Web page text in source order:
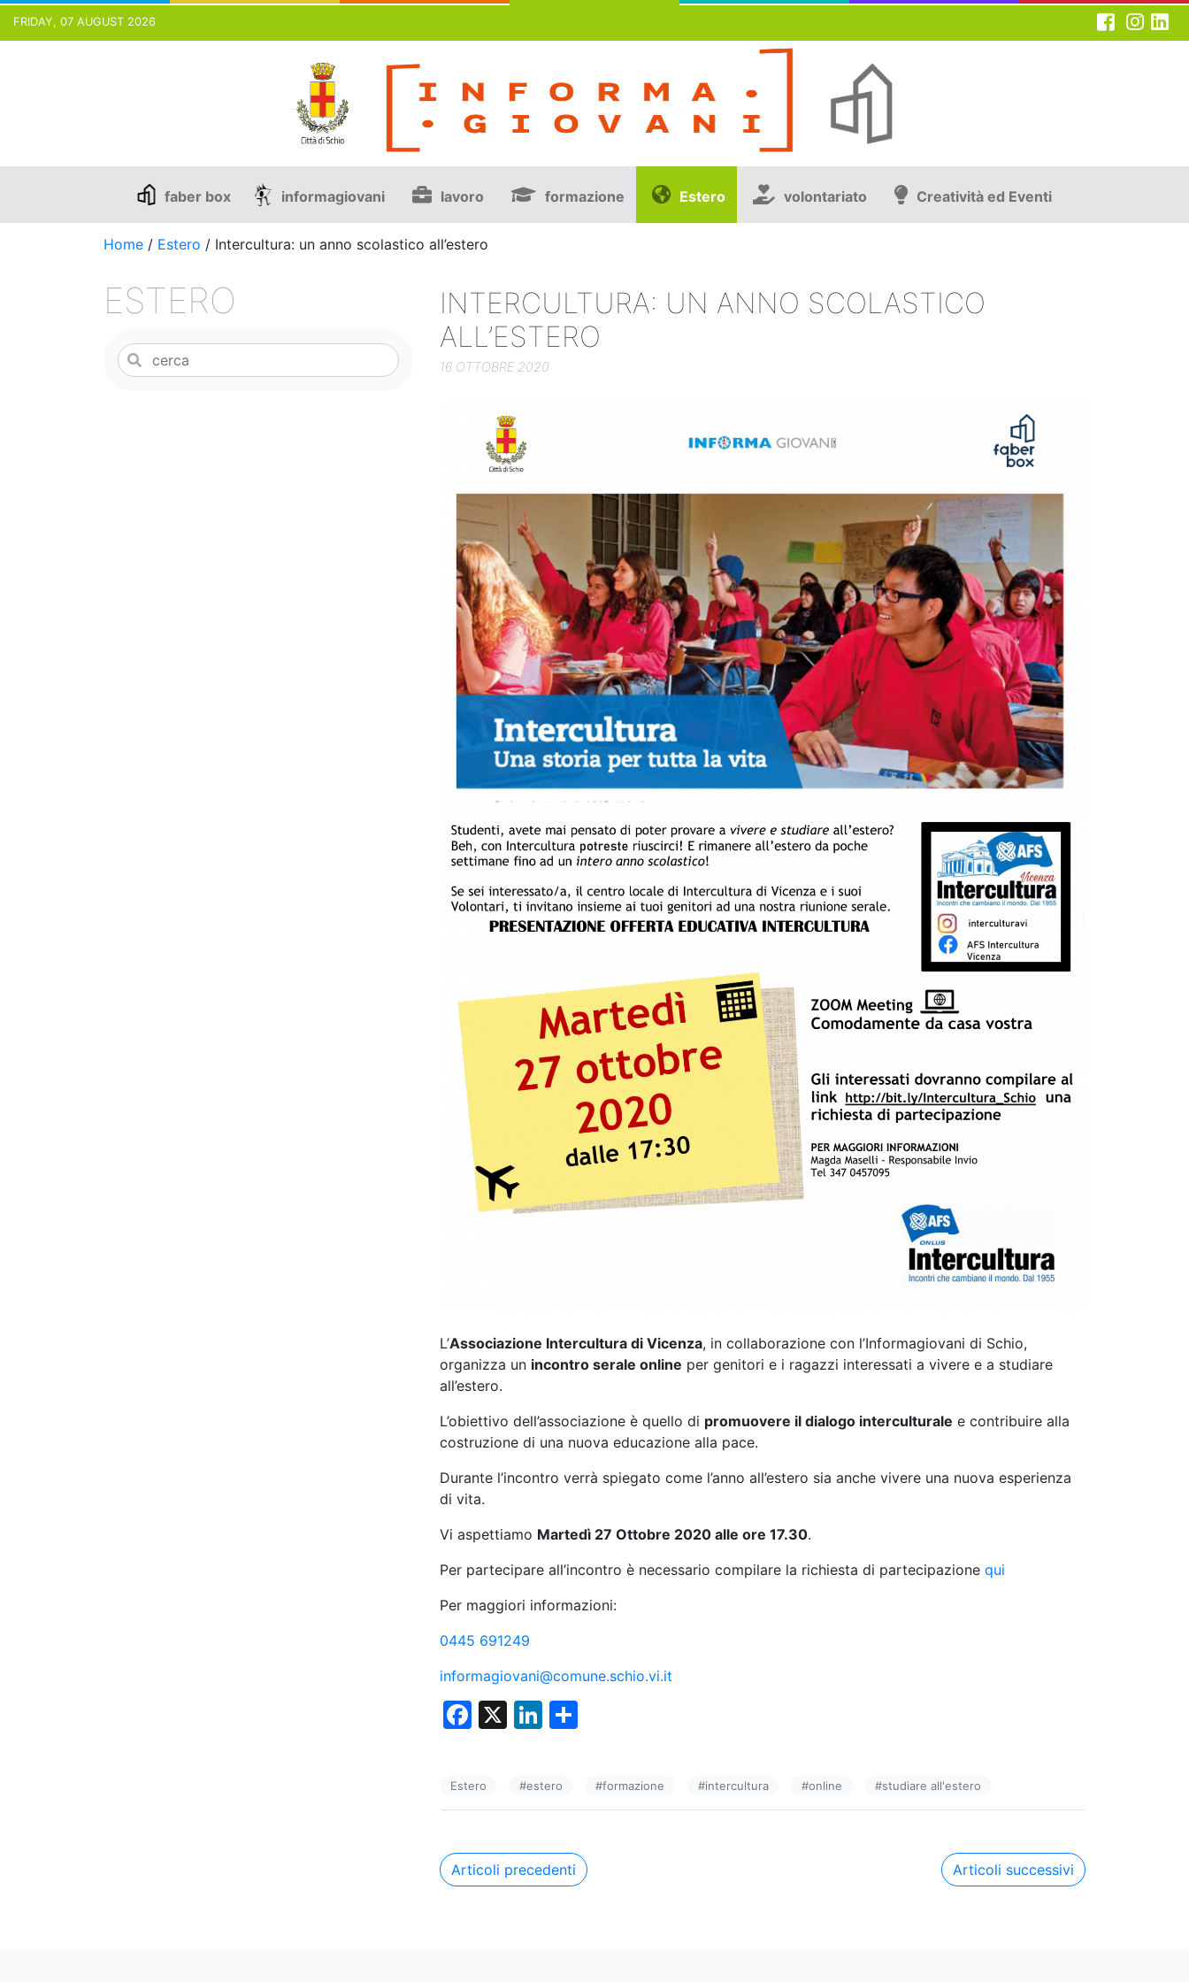
FRIDAY, 07 AUGUST 2026
faber box informagiovani lavoro formazione Estero volontariato Creatività ed Eventi
Home / Estero / Intercultura: un anno scolastico all’estero
INTERCULTURA: UN ANNO SCOLASTICO
ALL’ESTERO
16 OTTOBRE 2020
L’Associazione Intercultura di Vicenza, in collaborazione con l’Informagiovani di Schio,
organizza un incontro serale online per genitori e i ragazzi interessati a vivere e a studiare
all’estero.
L’obiettivo dell’associazione è quello di promuovere il dialogo interculturale e contribuire alla
costruzione di una nuova educazione alla pace.
Durante l’incontro verrà spiegato come l’anno all’estero sia anche vivere una nuova esperienza
di vita.
Vi aspettiamo Martedì 27 Ottobre 2020 alle ore 17.30.
Per partecipare all’incontro è necessario compilare la richiesta di partecipazione qui
Per maggiori informazioni:
0445 691249
informagiovani@comune.schio.vi.it
F
e
o
o
X
Li
e
n
di
di
Estero #estero #formazione #intercultura #online #studiare all'estero
Navigazione
Articoli precedenti Articoli successivi
ESTERO